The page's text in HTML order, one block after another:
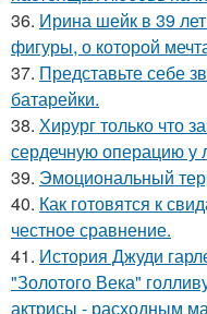
36. Ирина шейк в 39
фигуры, о которой
37. Представьте себе
батарейки.
38. Хирург только что
сердечную операцию у
39. Эмоциональный
40. Как готовятся к
честное сравнение.
41. История Джуди
"Золотого Века"
актрисы - расходным